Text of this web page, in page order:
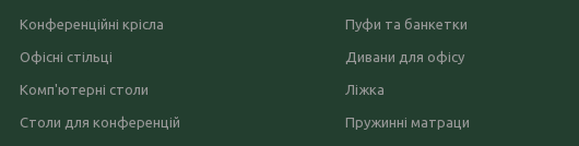
Конференційні крісла
Офісні стільці
Комп'ютерні столи
Столи для конференцій
Пуфи та банкетки
Дивани для офісу
Ліжка
Пружинні матраци